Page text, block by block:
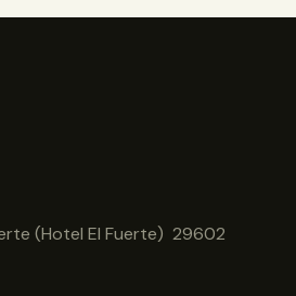
(Hotel El Fuerte) 29602